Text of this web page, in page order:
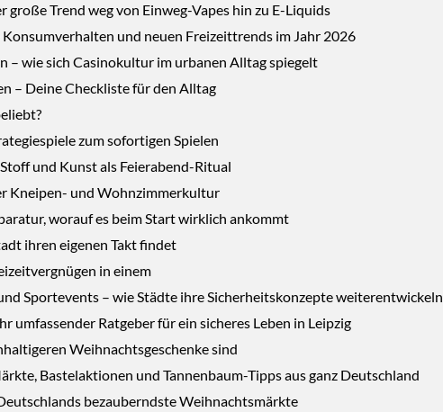
große Trend weg von Einweg-Vapes hin zu E-Liquids
und neuen Freizeittrends im Jahr 2026
– wie sich Casinokultur im urbanen Alltag spiegelt
– Deine Checkliste für den Alltag
zum sofortigen Spielen
und Kunst als Feierabend-Ritual
Kneipen- und Wohnzimmerkultur
worauf es beim Start wirklich ankommt
ihren eigenen Takt findet
in einem
Sportevents – wie Städte ihre Sicherheitskonzepte weiterentwickeln
umfassender Ratgeber für ein sicheres Leben in Leipzig
Weihnachtsgeschenke sind
Bastelaktionen und Tannenbaum-Tipps aus ganz Deutschland
bezauberndste Weihnachtsmärkte